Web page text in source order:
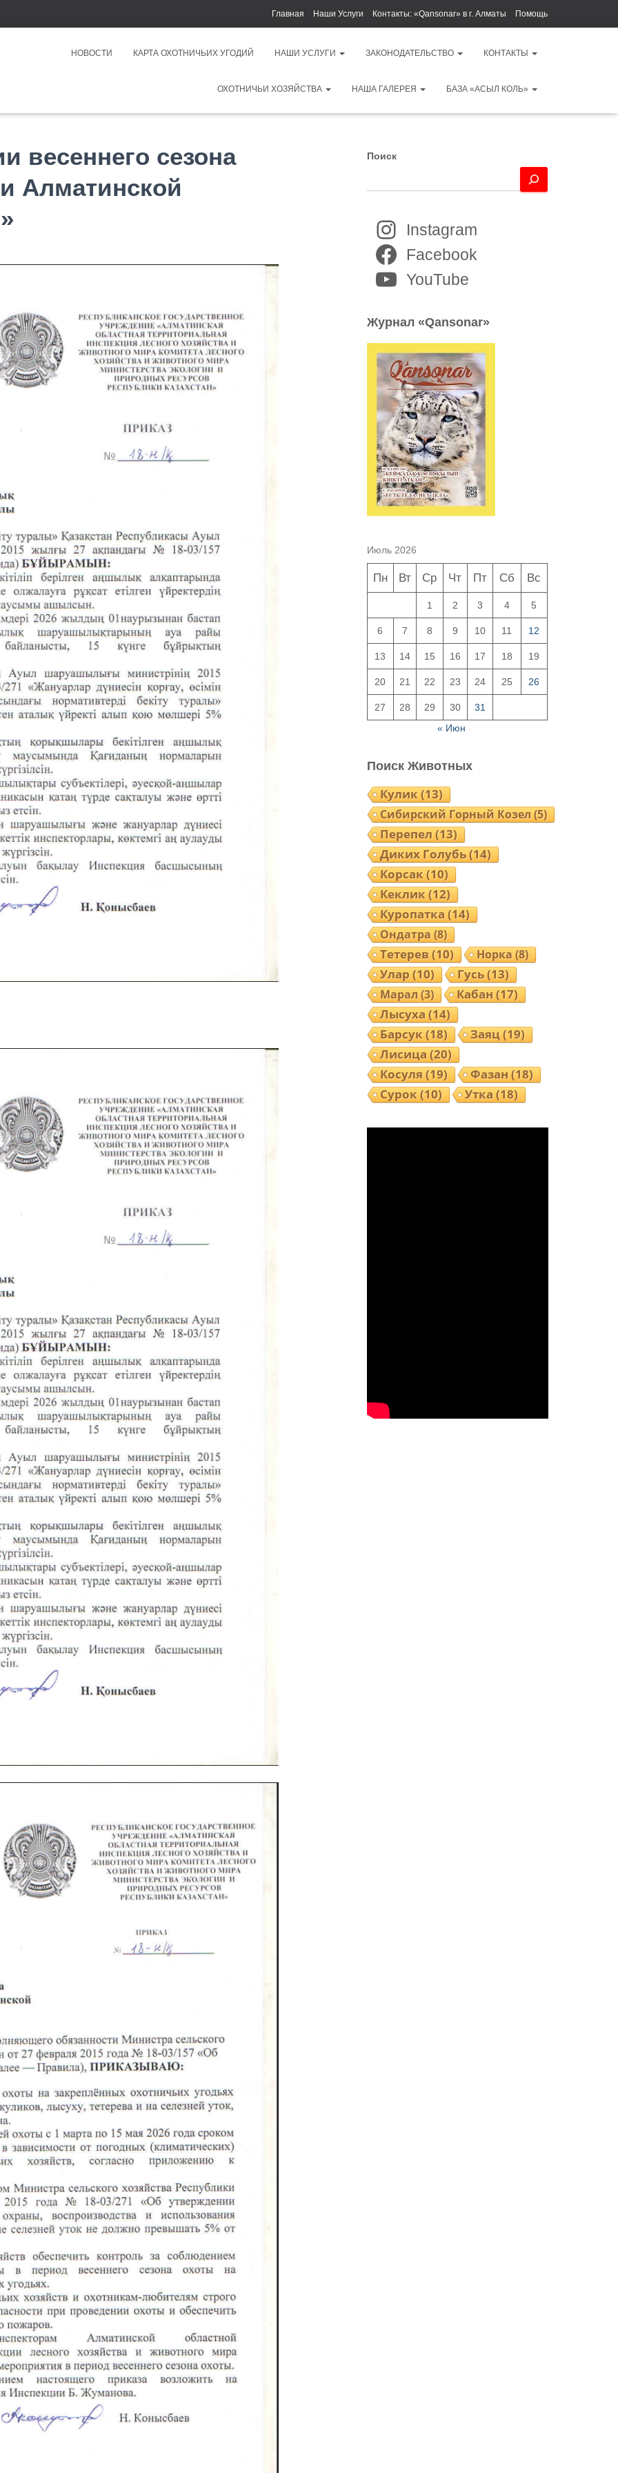
Главная Наши Услуги Контакты: «Qansonar» в г. Алматы Помощь
НОВОСТИ КАРТА ОХОТНИЧЬИХ УГОДИЙ НАШИ УСЛУГИ ЗАКОНОДАТЕЛЬСТВО КОНТАКТЫ
ОХОТНИЧЬИ ХОЗЯЙСТВА НАША ГАЛЕРЕЯ БАЗА «АСЫЛ КОЛЬ»
весеннего сезона
Алматинской
Поиск
Instagram
Facebook
YouTube
Журнал «Qansonar»
Июль 2026
Пн Вт Ср Чт Пт Сб Вс
1 2 3 4 5
6 7 8 9 10 11 12
13 14 15 16 17 18 19
20 21 22 23 24 25 26
27 28 29 30
31
« Июн
Поиск Животных
Кулик(13)
Сибирский Горный Козел(5)
Перепел(13)
Диких Голубь(14)
Корсак(10)
Кеклик(12)
Куропатка(14)
Ондатра(8)
Тетерев(10) Норка(8)
Улар(10) Гусь(13)
Марал(3) Кабан(17)
Лысуха(14)
Барсук(18) Заяц(19)
Лисица(20)
Косуля(19) Фазан(18)
Сурок(10) Утка(18)